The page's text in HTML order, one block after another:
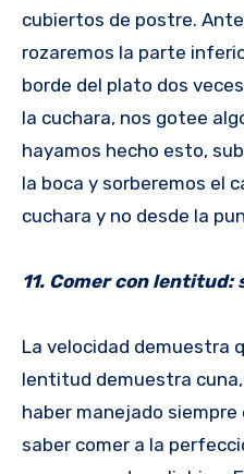
cubiertos de postre.
rozaremos la parte
borde del plato dos
la cuchara, nos gotee
hayamos hecho esto,
la boca y sorberemos el
cuchara y no desde la
11. Comer con lentitud:
La velocidad demuestra
lentitud demuestra
haber manejado
saber comer a la